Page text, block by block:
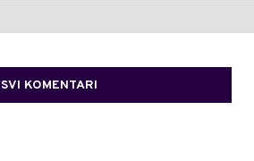
SVI KOMENTARI